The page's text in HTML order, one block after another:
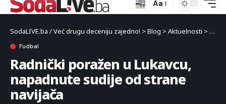
Aa
SodaLIVE.ba / Već drugu deceniju zajedno! > Blog > Aktuelnosti > Sport
Fudbal
Radnički poražen u Lukavcu,
napadnute sudije od strane
navijača